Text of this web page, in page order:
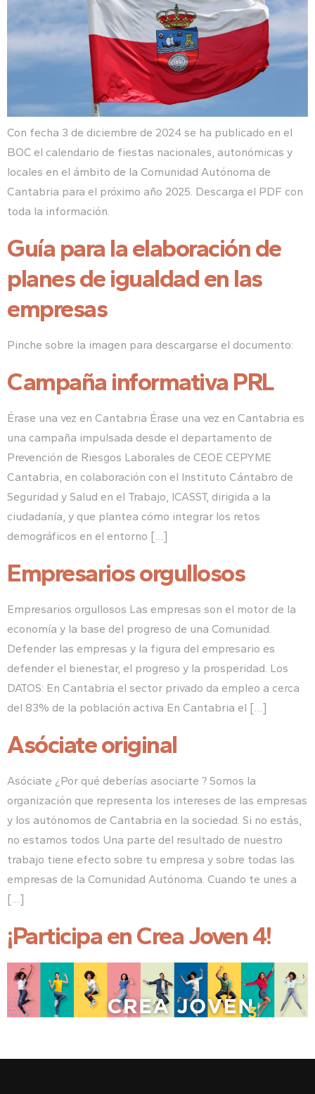
Con fecha 3 de diciembre de 2024 se ha publicado en el
BOC el calendario de fiestas nacionales, autonómicas y
locales en el ámbito de la Comunidad Autónoma de
Cantabria para el próximo año 2025. Descarga el PDF con
toda la información.
Guía para la elaboración de
planes de igualdad en las
empresas
Pinche sobre la imagen para descargarse el documento:
Campaña informativa PRL
Érase una vez en Cantabria Érase una vez en Cantabria es
una campaña impulsada desde el departamento de
Prevención de Riesgos Laborales de CEOE CEPYME
Cantabria, en colaboración con el Instituto Cántabro de
Seguridad y Salud en el Trabajo, ICASST, dirigida a la
ciudadanía, y que plantea cómo integrar los retos
demográficos en el entorno […]
Empresarios orgullosos
Empresarios orgullosos Las empresas son el motor de la
economía y la base del progreso de una Comunidad.
Defender las empresas y la figura del empresario es
defender el bienestar, el progreso y la prosperidad. Los
DATOS: En Cantabria el sector privado da empleo a cerca
del 83% de la población activa En Cantabria el […]
Asóciate original
Asóciate ¿Por qué deberías asociarte ? Somos la
organización que representa los intereses de las empresas
y los autónomos de Cantabria en la sociedad. Si no estás,
no estamos todos Una parte del resultado de nuestro
trabajo tiene efecto sobre tu empresa y sobre todas las
empresas de la Comunidad Autónoma. Cuando te unes a
[…]
¡Participa en Crea Joven 4!